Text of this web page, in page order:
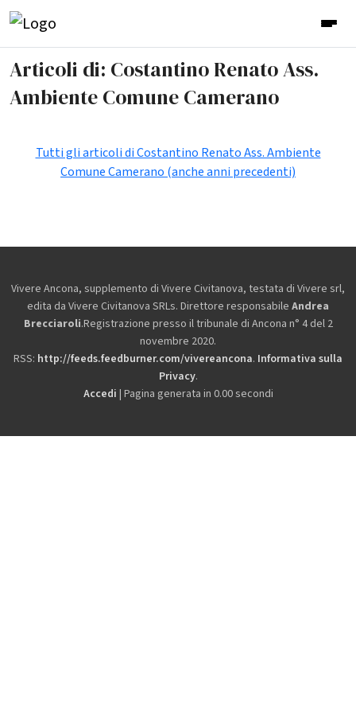
Articoli di: Costantino Renato Ass.
Ambiente Comune Camerano
Tutti gli articoli di Costantino Renato Ass. Ambiente
Comune Camerano (anche anni precedenti)
Vivere Ancona, supplemento di Vivere Civitanova, testata di Vivere srl,
edita da Vivere Civitanova SRLs. Direttore responsabile Andrea
Brecciaroli.Registrazione presso il tribunale di Ancona n° 4 del 2
novembre 2020.
RSS: http://feeds.feedburner.com/vivereancona. Informativa sulla
Privacy.
Accedi | Pagina generata in 0.00 secondi